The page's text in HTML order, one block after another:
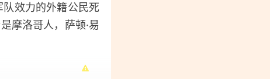
效力的外籍公民死
摩洛哥人，萨顿·易